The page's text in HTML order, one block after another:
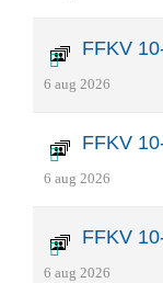
FFKV
6 aug 2026
FFKV
6 aug 2026
FFKV
6 aug 2026